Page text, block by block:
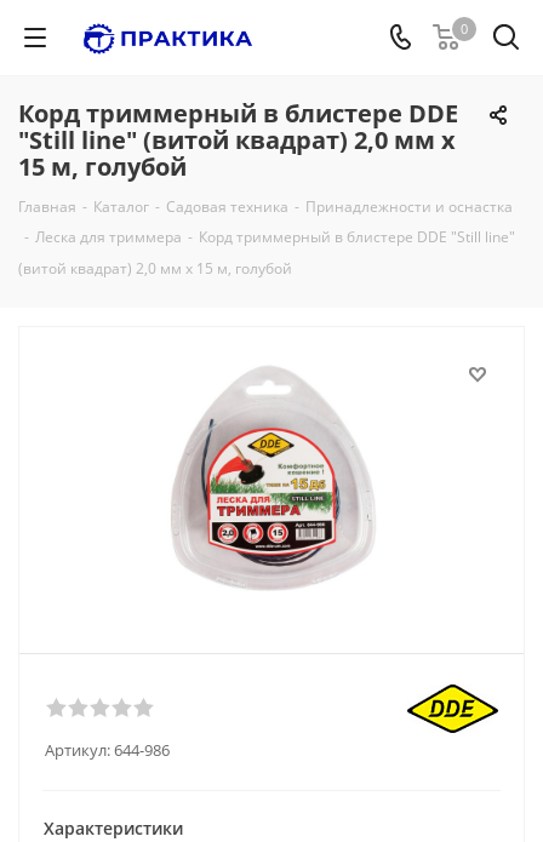
0
Корд триммерный в блистере DDE
"Still line" (витой квадрат) 2,0 мм х
15 м, голубой
Главная - Каталог - Садовая техника - Принадлежности и оснастка
- Леска для триммера - Корд триммерный в блистере DDE "Still line"
(витой квадрат) 2,0 мм х 15 м, голубой
Артикул:644-986
Характеристики